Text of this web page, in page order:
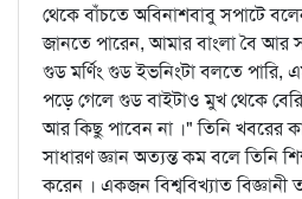
থেকে বাঁচতে অবিনাশবাবু সপাটে
জানতে পারেন, আমার বাংলা বৈ আর
গুড মর্ণিং গুড ইভনিংটা বলতে পারি,
পড়ে গেলে গুড বাইটাও মুখ থেকে
আর কিছু পাবেন না ।" তিনি খবরের
সাধারণ জ্ঞান অত্যন্ত কম বলে তিনি
করেন । একজন বিশ্ববিখ্যাত বিজ্ঞানী